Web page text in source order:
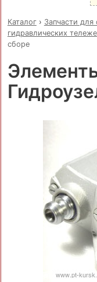
Каталог› Запчасти для
гидравлических
сборе